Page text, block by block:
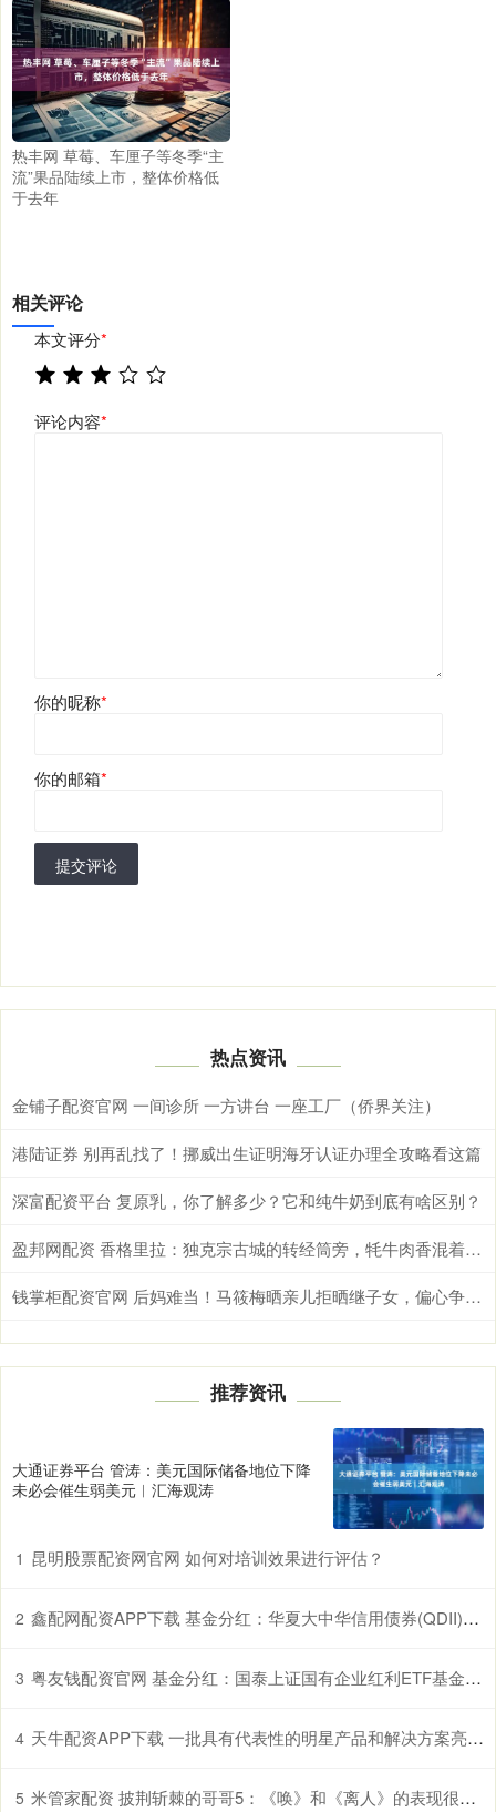
热丰网 草莓、车厘子等冬季“主
流”果品陆续上市，整体价格低
于去年
相关评论
本文评分*
评论内容*
你的昵称*
你的邮箱*
提交评论
热点资讯
金铺子配资官网 一间诊所 一方讲台 一座工厂（侨界关注）
港陆证券 别再乱找了！挪威出生证明海牙认证办理全攻略看这篇
深富配资平台 复原乳，你了解多少？它和纯牛奶到底有啥区别？
盈邦网配资 香格里拉：独克宗古城的转经筒旁，牦牛肉香混着梅里风
钱掌柜配资官网 后妈难当！马筱梅晒亲儿拒晒继子女，偏心争议背后藏着多少无奈？
推荐资讯
大通证券平台 管涛：美元国际储备地位下降
未必会催生弱美元︱汇海观涛
1 昆明股票配资网官网 如何对培训效果进行评估？
2 鑫配网配资APP下载 基金分红：华夏大中华信用债券(QDII)基金10月24日分红
3 粤友钱配资官网 基金分红：国泰上证国有企业红利ETF基金12月18日分红
4 天牛配资APP下载 一批具有代表性的明星产品和解决方案亮相 300余家企业“竞技”2026年商业航天首展
5 米管家配资 披荆斩棘的哥哥5：《唤》和《离人》的表现很好，为何票数不高？